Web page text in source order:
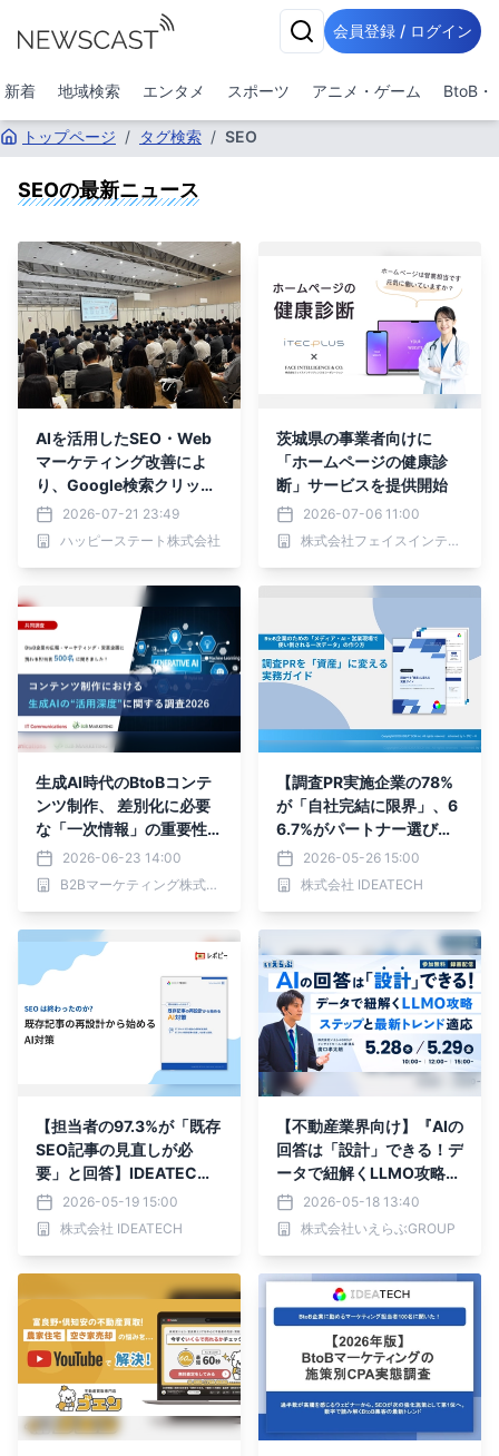
会員登録 / ログイン
新着 地域検索 エンタメ スポーツ アニメ・ゲーム BtoB・
トップページ / タグ検索 / SEO
SEOの最新ニュース
AIを活用したSEO・Web
マーケティング改善によ
り、Google検索クリック
数が約3倍に
2026-07-21 23:49
ハッピーステート株式会社
茨城県の事業者向けに
「ホームページの健康診
断」サービスを提供開始
2026-07-06 11:00
株式会社フェイスインテリジェンス
生成AI時代のBtoBコンテ
ンツ制作、 差別化に必要
な「一次情報」の重要性が
浮き彫りに
2026-06-23 14:00
B2Bマーケティング株式会社
【調査PR実施企業の78%
が「自社完結に限界」、6
6.7%がパートナー選びに
失敗】 IDEATECH、「調
査PRを『資産』に変える
実務ガイド」を無料公開
ディア・AI・営業現場で使
い倒される一次データ」の
作り方〜
2026-05-26 15:00
株式会社 IDEATECH
【担当者の97.3%が「既存
SEO記事の見直しが必
要」と回答】IDEATEC
H、「SEOは終わったの
か？既存記事の再設計から
始めるAI対策」を無料公開
2026-05-19 15:00
株式会社 IDEATECH
【不動産業界向け】『AIの
回答は「設計」できる！デ
ータで紐解くLLMO攻略ス
テップと最新トレンド適
応』セミナー開催｜いえら
ぶGROUP
2026-05-18 13:40
株式会社いえらぶGROUP